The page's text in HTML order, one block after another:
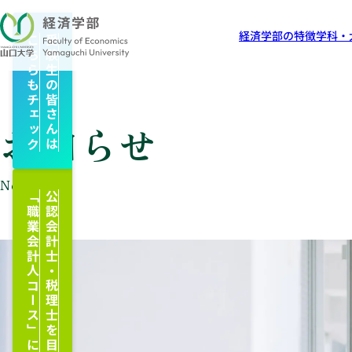
経済学部の特徴学科
お知らせ
News
受験生の皆さんは
こちらもチェック
公認会計士・税理士を目指せる
「職業会計人コース」について